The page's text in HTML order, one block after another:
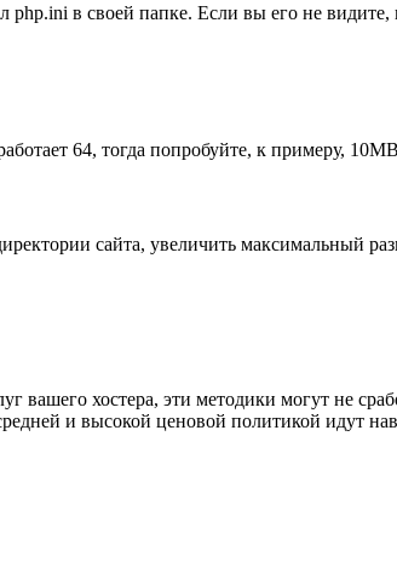
в своей папке. Если вы его не
64, тогда попробуйте, к примеру,
сайта, увеличить максимальный
хостера, эти методики могут не
и высокой ценовой политикой идут